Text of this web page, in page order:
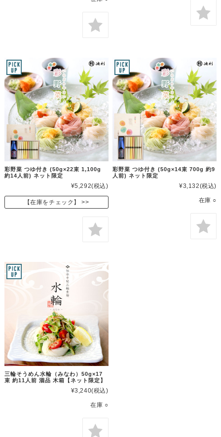
彩野菜 つゆ付き (50g×22束 1,100g
約14人前) ネット限定
¥5,292(税込)
【在庫をチェック】
彩野菜 つゆ付き (50g×14束 700g 約9
人前) ネット限定
¥3,132(税込)
在庫 ○
三輪そうめん水輪（みなわ）50g×17
束 約11人前 涸品 木箱【ネット限定】
¥3,240(税込)
在庫 ○